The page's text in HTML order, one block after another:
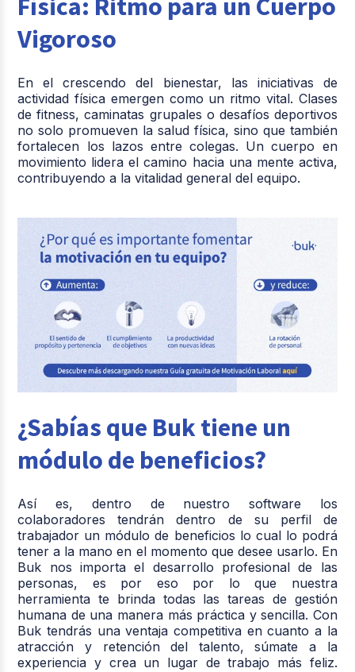
Física: Ritmo para un Cuerpo
Vigoroso
En el crescendo del bienestar, las iniciativas de
actividad física emergen como un ritmo vital. Clases
de fitness, caminatas grupales o desafíos deportivos
no solo promueven la salud física, sino que también
fortalecen los lazos entre colegas. Un cuerpo en
movimiento lidera el camino hacia una mente activa,
contribuyendo a la vitalidad general del equipo.
¿Sabías que Buk tiene un
módulo de beneficios?
Así es, dentro de nuestro software los
colaboradores tendrán dentro de su perfil de
trabajador un módulo de beneficios lo cual lo podrá
tener a la mano en el momento que desee usarlo. En
Buk nos importa el desarrollo profesional de las
personas, es por eso por lo que nuestra
herramienta te brinda todas las tareas de gestión
humana de una manera más práctica y sencilla. Con
Buk tendrás una ventaja competitiva en cuanto a la
atracción y retención del talento, súmate a la
experiencia y crea un lugar de trabajo más feliz.